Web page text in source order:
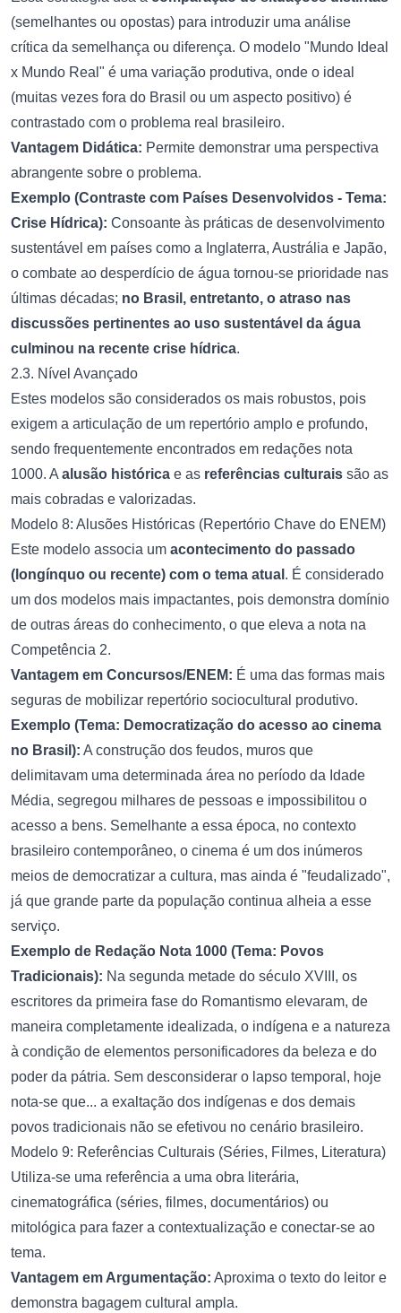
(semelhantes ou opostas) para introduzir uma análise
crítica da semelhança ou diferença. O modelo "Mundo Ideal
x Mundo Real" é uma variação produtiva, onde o ideal
(muitas vezes fora do Brasil ou um aspecto positivo) é
contrastado com o problema real brasileiro.
Vantagem Didática: Permite demonstrar uma perspectiva
abrangente sobre o problema.
Exemplo (Contraste com Países Desenvolvidos - Tema:
Crise Hídrica): Consoante às práticas de desenvolvimento
sustentável em países como a Inglaterra, Austrália e Japão,
o combate ao desperdício de água tornou-se prioridade nas
últimas décadas; no Brasil, entretanto, o atraso nas
discussões pertinentes ao uso sustentável da água
culminou na recente crise hídrica.
2.3. Nível Avançado
Estes modelos são considerados os mais robustos, pois
exigem a articulação de um repertório amplo e profundo,
sendo frequentemente encontrados em redações nota
1000. A alusão histórica e as referências culturais são as
mais cobradas e valorizadas.
Modelo 8: Alusões Históricas (Repertório Chave do ENEM)
Este modelo associa um acontecimento do passado
(longínquo ou recente) com o tema atual . É considerado
um dos modelos mais impactantes, pois demonstra domínio
de outras áreas do conhecimento, o que eleva a nota na
Competência 2.
Vantagem em Concursos/ENEM: É uma das formas mais
seguras de mobilizar repertório sociocultural produtivo.
Exemplo (Tema: Democratização do acesso ao cinema
no Brasil): A construção dos feudos, muros que
delimitavam uma determinada área no período da Idade
Média, segregou milhares de pessoas e impossibilitou o
acesso a bens. Semelhante a essa época, no contexto
brasileiro contemporâneo, o cinema é um dos inúmeros
meios de democratizar a cultura, mas ainda é "feudalizado",
já que grande parte da população continua alheia a esse
serviço.
Exemplo de Redação Nota 1000 (Tema: Povos
Tradicionais): Na segunda metade do século XVIII, os
escritores da primeira fase do Romantismo elevaram, de
maneira completamente idealizada, o indígena e a natureza
à condição de elementos personificadores da beleza e do
poder da pátria. Sem desconsiderar o lapso temporal, hoje
nota-se que... a exaltação dos indígenas e dos demais
povos tradicionais não se efetivou no cenário brasileiro.
Modelo 9: Referências Culturais (Séries, Filmes, Literatura)
Utiliza-se uma referência a uma obra literária,
cinematográfica (séries, filmes, documentários) ou
mitológica para fazer a contextualização e conectar-se ao
tema.
Vantagem em Argumentação: Aproxima o texto do leitor e
demonstra bagagem cultural ampla.